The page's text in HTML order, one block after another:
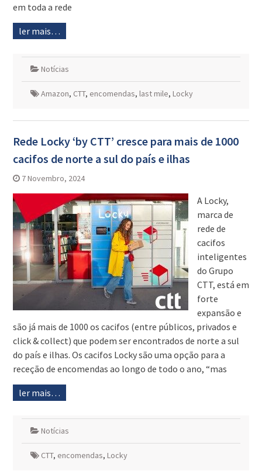
em toda a rede
ler mais…
Notícias
Amazon, CTT, encomendas, last mile, Locky
Rede Locky ‘by CTT’ cresce para mais de 1000
cacifos de norte a sul do país e ilhas
7 Novembro, 2024
A Locky,
marca de
rede de
cacifos
inteligentes
do Grupo
CTT, está em
forte
expansão e
são já mais de 1000 os cacifos (entre públicos, privados e
click & collect) que podem ser encontrados de norte a sul
do país e ilhas. Os cacifos Locky são uma opção para a
receção de encomendas ao longo de todo o ano, “mas
ler mais…
Notícias
CTT, encomendas, Locky